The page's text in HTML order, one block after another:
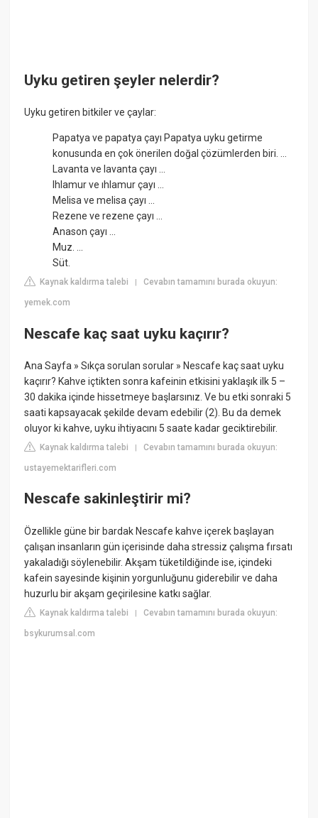
Uyku getiren şeyler nelerdir?
Uyku getiren bitkiler ve çaylar:
Papatya ve papatya çayı Papatya uyku getirme
konusunda en çok önerilen doğal çözümlerden biri. ...
Lavanta ve lavanta çayı ...
Ihlamur ve ıhlamur çayı ...
Melisa ve melisa çayı ...
Rezene ve rezene çayı ...
Anason çayı ...
Muz. ...
Süt.
Kaynak kaldırma talebi |Cevabın tamamını burada okuyun:
yemek.com
Nescafe kaç saat uyku kaçırır?
Ana Sayfa » Sıkça sorulan sorular » Nescafe kaç saat uyku
kaçırır? Kahve içtikten sonra kafeinin etkisini yaklaşık ilk 5 –
30 dakika içinde hissetmeye başlarsınız. Ve bu etki sonraki 5
saati kapsayacak şekilde devam edebilir (2). Bu da demek
oluyor ki kahve, uyku ihtiyacını 5 saate kadar geciktirebilir.
Kaynak kaldırma talebi |Cevabın tamamını burada okuyun:
ustayemektarifleri.com
Nescafe sakinleştirir mi?
Özellikle güne bir bardak Nescafe kahve içerek başlayan
çalışan insanların gün içerisinde daha stressiz çalışma fırsatı
yakaladığı söylenebilir. Akşam tüketildiğinde ise, içindeki
kafein sayesinde kişinin yorgunluğunu giderebilir ve daha
huzurlu bir akşam geçirilesine katkı sağlar.
Kaynak kaldırma talebi |Cevabın tamamını burada okuyun:
bsykurumsal.com